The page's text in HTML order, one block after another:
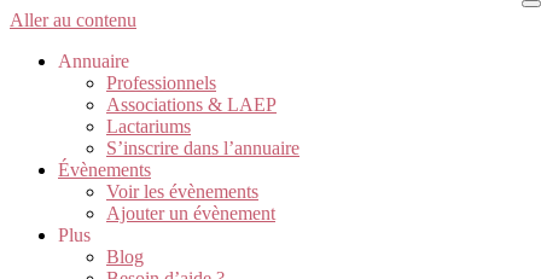
Aller au contenu
Annuaire
Professionnels
Associations & LAEP
Lactariums
S’inscrire dans l’annuaire
Évènements
Voir les évènements
Ajouter un évènement
Plus
Blog